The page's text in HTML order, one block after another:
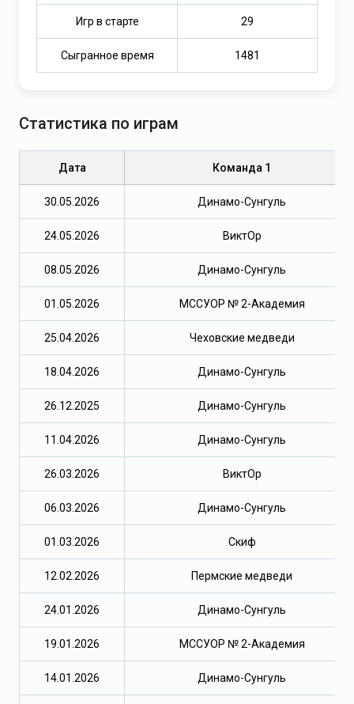
Игр в старте 29
Сыгранное время 1481
Статистика по играм
Дата Команда 1
30.05.2026 Динамо-Сунгуль
24.05.2026 ВиктОр
08.05.2026 Динамо-Сунгуль
01.05.2026 МССУОР № 2-Академия
25.04.2026 Чеховские медведи
18.04.2026 Динамо-Сунгуль
26.12.2025 Динамо-Сунгуль
11.04.2026 Динамо-Сунгуль
26.03.2026 ВиктОр
06.03.2026 Динамо-Сунгуль
01.03.2026 Скиф
12.02.2026 Пермские медведи
24.01.2026 Динамо-Сунгуль
19.01.2026 МССУОР № 2-Академия
14.01.2026 Динамо-Сунгуль